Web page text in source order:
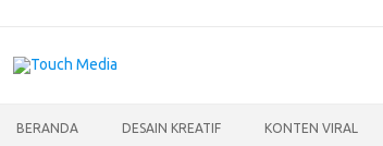
content
BERANDA DESAIN KREATIF KONTEN VIRAL